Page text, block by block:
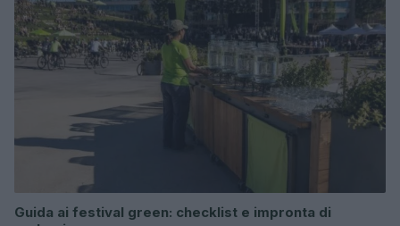
Guida ai festival green: checklist e impronta di